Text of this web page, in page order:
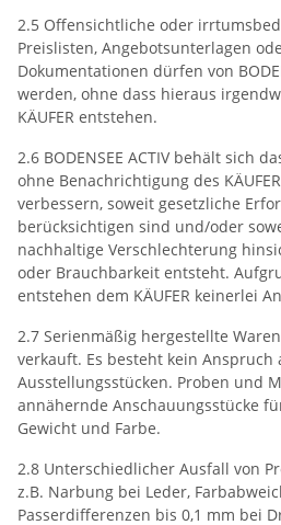
2.5 Offensichtliche oder
Preislisten, Angebotsunterlagen
Dokumentationen dürfen von
werden, ohne dass hieraus
KÄUFER entstehen.
2.6 BODENSEE ACTIV behält sich
ohne Benachrichtigung des
verbessern, soweit gesetzliche
berücksichtigen sind und/oder
nachhaltige Verschlechterung
oder Brauchbarkeit entsteht.
entstehen dem KÄUFER keinerlei
2.7 Serienmäßig hergestellte
verkauft. Es besteht kein Anspruch
Ausstellungsstücken. Proben und
annähernde Anschauungsstücke
Gewicht und Farbe.
2.8 Unterschiedlicher Ausfall von
z.B. Narbung bei Leder,
Passerdifferenzen bis 0,1 mm bei